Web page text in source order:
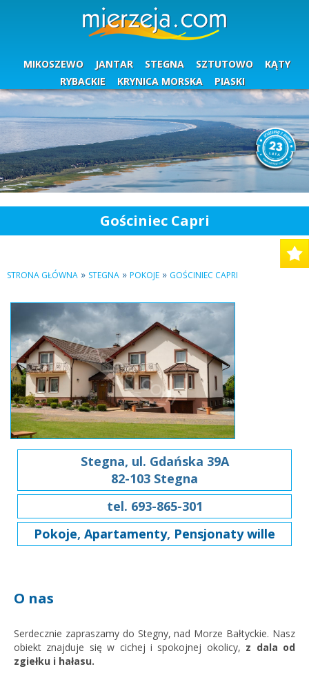
MIKOSZEWO JANTAR STEGNA SZTUTOWO
KĄTY
RYBACKIE
KRYNICA MORSKA PIASKI
Gościniec Capri
STRONA GŁÓWNA » STEGNA » POKOJE » GOŚCINIEC CAPRI
Stegna, ul. Gdańska 39A
82-103 Stegna
tel. 693-865-301
Pokoje, Apartamenty, Pensjonaty wille
O nas
Serdecznie zapraszamy do Stegny, nad Morze Bałtyckie. Nasz
obiekt znajduje się w cichej i spokojnej okolicy, z dala od
zgiełku i hałasu.